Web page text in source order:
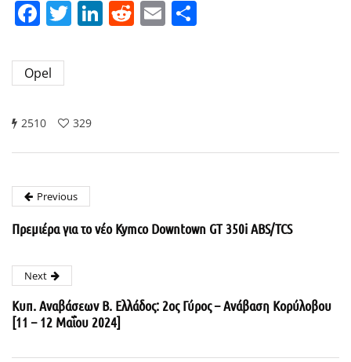
Facebook
Twitter
LinkedIn
Reddit
Email
Opel
2510 329
Previous
Πρεμιέρα για το νέο Kymco Downtown GT 350i ABS/TCS
Next
Κυπ. Αναβάσεων Β. Ελλάδος: 2ος Γύρος – Ανάβαση Κορύλοβου
[11 – 12 Μαΐου 2024]